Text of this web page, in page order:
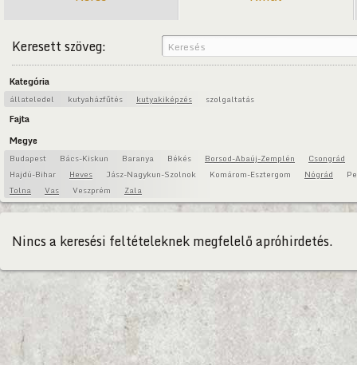
Keresett szöveg:
Kategória
állateledel kutyaházfűtés kutyakiképzés szolgaltatás
Fajta
Megye
Budapest Bács-Kiskun Baranya Békés Borsod-Abaúj-Zemplén
Csongrád
Hajdú-Bihar
Heves Jász-Nagykun-Szolnok Komárom-Esztergom Nógrád
Tolna
Vas Veszprém Zala
Nincs a keresési feltételeknek megfelelő apróhirdetés.